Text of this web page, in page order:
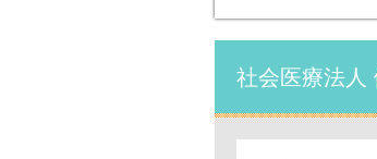
社会医療法人